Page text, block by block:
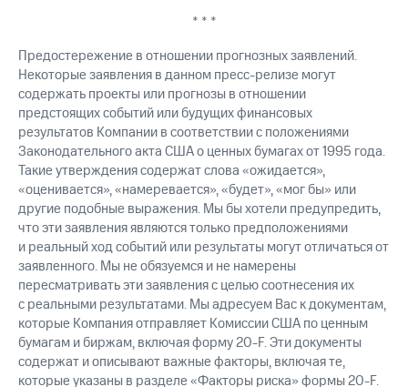
Реквизиты
Контакты
развитие
деловая этика
На главную
* * *
Предостережение в отношении прогнозных заявлений.
Некоторые заявления в данном пресс-релизе могут
содержать проекты или прогнозы в отношении
предстоящих событий или будущих финансовых
результатов Компании в соответствии с положениями
Законодательного акта США о ценных бумагах от 1995 года.
Такие утверждения содержат слова «ожидается»,
«оценивается», «намеревается», «будет», «мог бы» или
другие подобные выражения. Мы бы хотели предупредить,
что эти заявления являются только предположениями
и реальный ход событий или результаты могут отличаться от
заявленного. Мы не обязуемся и не намерены
пересматривать эти заявления с целью соотнесения их
с реальными результатами. Мы адресуем Вас к документам,
которые Компания отправляет Комиссии США по ценным
бумагам и биржам, включая форму20-F.Эти документы
содержат и описывают важные факторы, включая те,
которые указаны в разделе «Факторы риска» формы20-F.